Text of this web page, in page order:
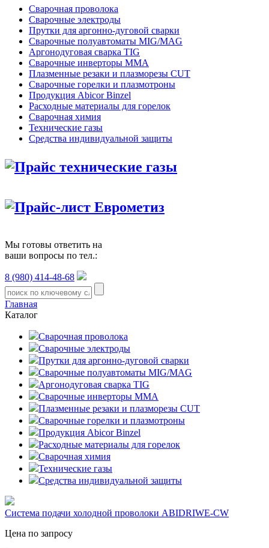
Сварочная проволока
Сварочные электроды
Прутки для аргонно-дуговой сварки
Сварочные полуавтоматы MIG/MAG
Аргонодуговая сварка TIG
Сварочные инверторы MMA
Плазменные резаки и плазморезы CUT
Сварочные горелки и плазмотроны
Продукция Abicor Binzel
Расходные материалы для горелок
Сварочная химия
Технические газы
Средства индивидуальной защиты
Прайс технические газы
Прайс-лист Еврометиз
Мы готовы ответить на
ваши вопросы по тел.:
8 (980) 414-48-68
Главная
Каталог
Сварочная проволока
Сварочные электроды
Прутки для аргонно-дуговой сварки
Сварочные полуавтоматы MIG/MAG
Аргонодуговая сварка TIG
Сварочные инверторы MMA
Плазменные резаки и плазморезы CUT
Сварочные горелки и плазмотроны
Продукция Abicor Binzel
Расходные материалы для горелок
Сварочная химия
Технические газы
Средства индивидуальной защиты
Система подачи холодной проволоки ABIDRIWE-CW
Цена по запросу